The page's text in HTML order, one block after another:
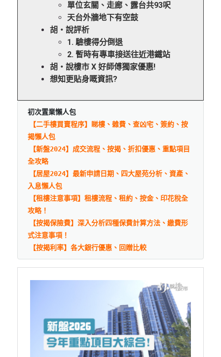
單位玄關、走廊、露台共93呎
天台外牆地下有空鼓
胡‧說評析
1. 驗樓得分倒退
2. 暫時有專車接送往近港鐵站
胡‧說樓市 X 好師傅獨家優惠!
想知更貼身嘅資訊?
初次置業懶人包
【二手樓買賣程序】睇樓、雜費、查凶宅、簽約、按
揭懶人包
【新盤2024】成交流程、按揭、折扣優惠、重點項目
全攻略
【居屋2024】最新申請日期、四大屋苑分析、資產、
入息懶人包
【租樓注意事項】租樓流程、租約、按金、印花稅全
攻略！
【按揭保險費】深入分析四種保費計算方法、繳費形
式注意事項！
【按揭利率】各大銀行優惠、回贈比較